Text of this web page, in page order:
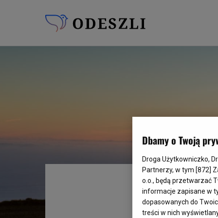
Dbamy o Twoją
Droga Użytkowniczko,
Partnerzy, w tym [872]
o.o., będą przetwarzać
informacje zapisane w
dopasowanych do
treści w nich